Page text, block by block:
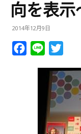
向を表示
2014年12月9日
Facebook
Line